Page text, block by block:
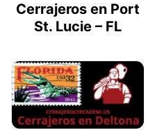
Cerrajeros en Port
St. Lucie – FL